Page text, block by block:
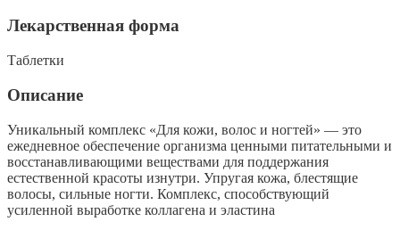
Лекарственная форма
Таблетки
Описание
Уникальный комплекс «Для кожи, волос и ногтей» — это
ежедневное обеспечение организма ценными питательными и
восстанавливающими веществами для поддержания
естественной красоты изнутри. Упругая кожа, блестящие
волосы, сильные ногти. Комплекс, способствующий
усиленной выработке коллагена и эластина